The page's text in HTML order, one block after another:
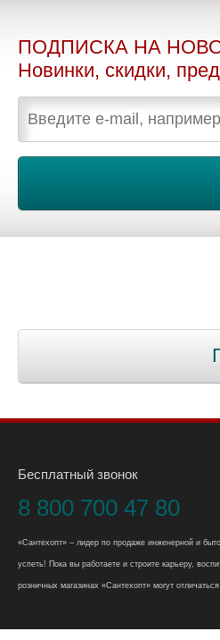
ПОДПИСКА НА
Новинки, скидки,
Бесплатный звонок
8 800 700 47 80
«Сантехопт» – лидер по продаже инженерной и
успеть! Пока вы работаете и строите карьеру,
розничных магазинах «Сантехопт» могут